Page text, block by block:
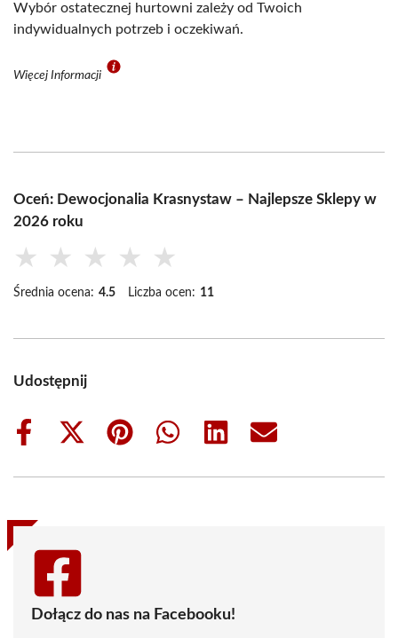
Wybór ostatecznej hurtowni zależy od Twoich
indywidualnych potrzeb i oczekiwań.
Więcej Informacji
Oceń: Dewocjonalia Krasnystaw – Najlepsze Sklepy w
2026 roku
★ ★ ★ ★ ★
Średnia ocena: 4.5 Liczba ocen: 11
Udostępnij
Share
Share
(Twitter)
Share
Share
Share
Share
Dołącz do nas na Facebooku!